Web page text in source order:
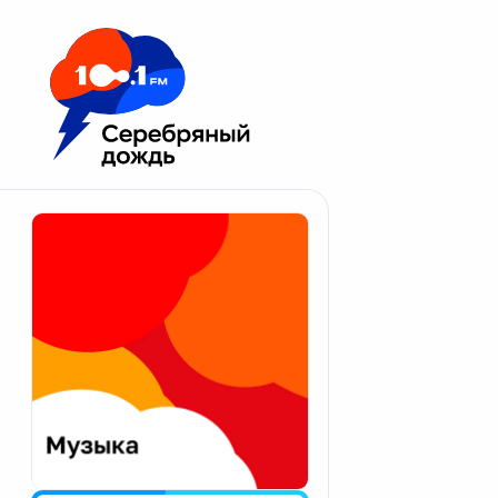
Москва 100.1 FM
Апатиты
Екатеринбург
Калининград
Калуга